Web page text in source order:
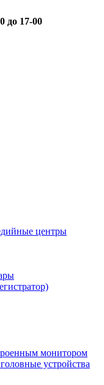
до 17-00
центры
монитором
устройства